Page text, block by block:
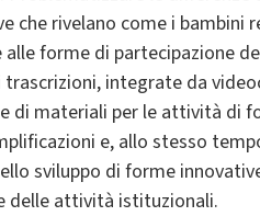
rivelano come i bambini
forme di partecipazione
integrate da
di materiali per le attività di
e, allo stesso
sviluppo di forme
delle attività istituzionali.